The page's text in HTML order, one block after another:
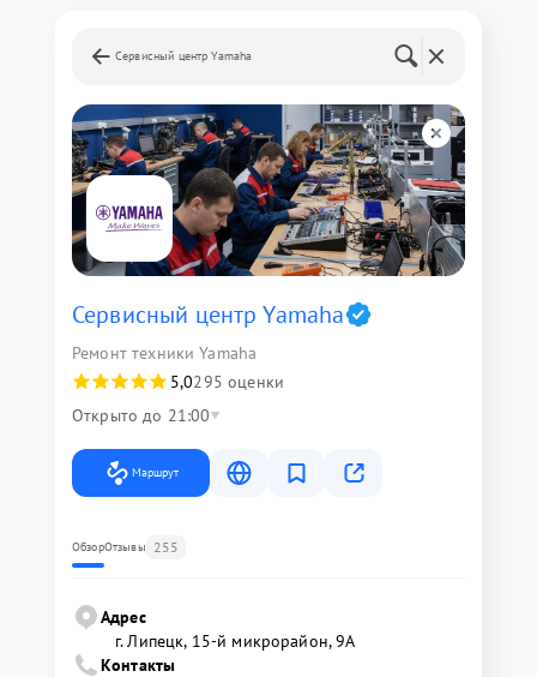
Сервисный центр Yamaha
Сервисный центр Yamaha
Ремонт техники Yamaha
5,0295 оценки
Открыто до 21:00
Маршрут
ОбзорОтзывы 255
Адрес
г. Липецк, 15-й микрорайон, 9А
Контакты